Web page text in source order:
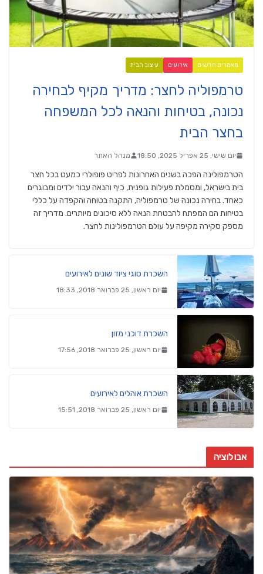
מאמרים חדשים אירועים עיצוב הבית
טרמפוליה לחצר: מדריך מקיף לבחירה
נכונה, בטיחות והנאה לכל המשפחה
בחצר הבית
יום שישי, 25 אפריל 2025, 18:50 מנהל האתר
הטרמפולינה הפכה בשנים האחרונות לפריט פופולרי כמעט בכל חצר
בית בישראל, ומסמלת פעילות גופנית, כיף והנאה עבור ילדים ומבוגרים
כאחד. בחירה נכונה של טרמפוליה, התקנה בטוחה והקפדה על כללי
בטיחות הם המפתח להבטחת הנאה ללא סיכונים מיותרים. מדריך זה
מספק סקירה מקיפה על עולם הטרמפולינות לחצר.
השכרת סוגי ציוד שונים לאירועים
יום ראשון, 25 פברואר 2018, 18:33
השכרת דוכני מזון
יום ראשון, 25 פברואר 2018, 17:56
השכרת אוהלים לאירועים
יום ראשון, 25 פברואר 2018, 15:51
אבולוציה